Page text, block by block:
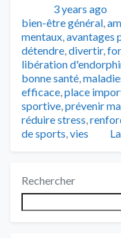
Publié3 years ago
bien-être général,
mentaux,avantages
détendre,divertir,
libération
bonne santé,
efficace,place
sportive,prévenir
réduire stress,
de sports,vies
Rechercher